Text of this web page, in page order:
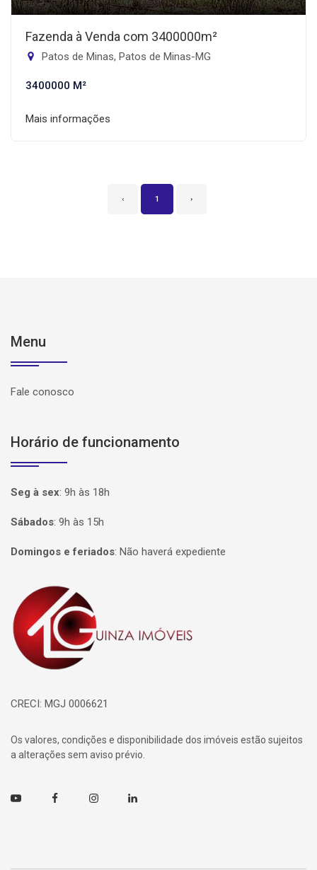
Fazenda à Venda com 3400000m²
Patos de Minas, Patos de Minas-MG
3400000 M²
Mais informações
‹ 1 ›
Menu
Fale conosco
Horário de funcionamento
Seg à sex: 9h às 18h
Sábados: 9h às 15h
Domingos e feriados: Não haverá expediente
Página inicial
CRECI: MGJ 0006621
Os valores, condições e disponibilidade dos imóveis estão sujeitos
a alterações sem aviso prévio.
Youtube FacebookInstagramLinkedin